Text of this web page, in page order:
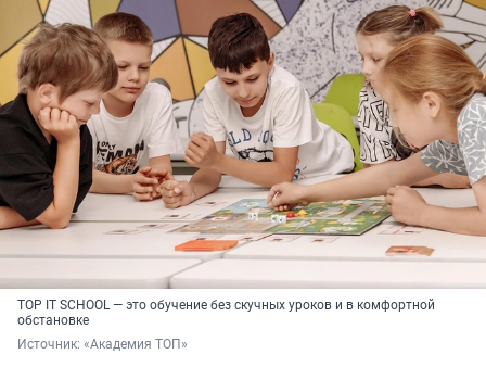
TOP IT SCHOOL — это обучение без скучных уроков и в комфортной
обстановке
Источник: «Академия ТОП»